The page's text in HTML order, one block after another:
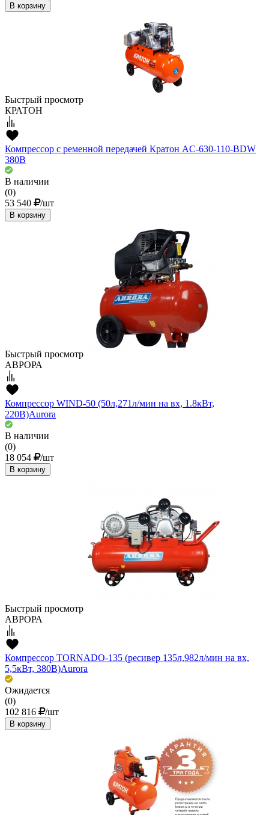
В корзину
Быстрый просмотр
КРАТОН
Компрессор с ременной передачей Кратон AC-630-110-BDW
380В
В наличии
(0)
53 540
/шт
В корзину
Быстрый просмотр
АВРОРА
Компрессор WIND-50 (50л,271л/мин на вх, 1.8кВт,
220В)Aurora
В наличии
(0)
18 054
/шт
В корзину
Быстрый просмотр
АВРОРА
Компрессор TORNADO-135 (ресивер 135л,982л/мин на вх,
5,5кВт, 380В)Aurora
Ожидается
(0)
102 816
/шт
В корзину